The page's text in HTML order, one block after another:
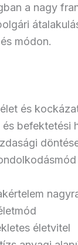
a nagy
módon.
és
befektetési
életvitel